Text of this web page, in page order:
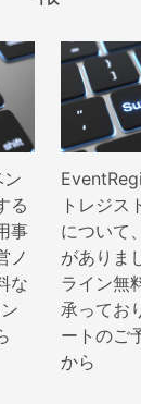
口
会社 苦情相談窓口
る
事
ノ
な
トレジス
について
がありま
ライン無
承ってお
ートのご
から